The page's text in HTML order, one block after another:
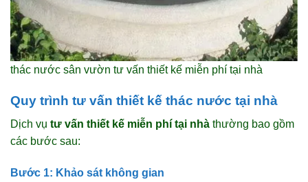
thác nước sân vườn tư vấn thiết kế miễn phí tại nhà
Quy trình tư vấn thiết kế thác nước tại nhà
Dịch vụ tư vấn thiết kế miễn phí tại nhà thường bao gồm
các bước sau:
Bước 1: Khảo sát không gian